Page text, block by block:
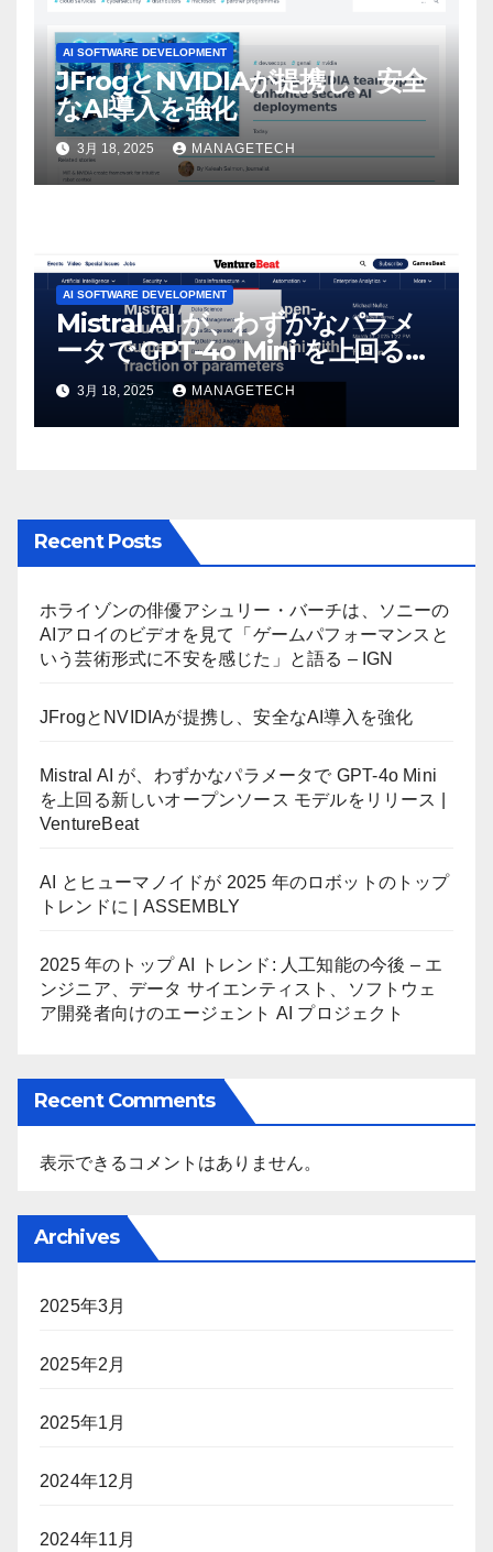
AI SOFTWARE DEVELOPMENT
JFrogとNVIDIAが提携し、安全
なAI導入を強化
3月 18, 2025 MANAGETECH
AI SOFTWARE DEVELOPMENT
Mistral AI が、わずかなパラメ
ータで GPT-4o Mini を上回る新
しいオープンソース モデルをリ
リース | VentureBeat
3月 18, 2025 MANAGETECH
Recent Posts
ホライゾンの俳優アシュリー・バーチは、ソニーの
AIアロイのビデオを見て「ゲームパフォーマンスと
いう芸術形式に不安を感じた」と語る – IGN
JFrogとNVIDIAが提携し、安全なAI導入を強化
Mistral AI が、わずかなパラメータで GPT-4o Mini
を上回る新しいオープンソース モデルをリリース |
VentureBeat
AI とヒューマノイドが 2025 年のロボットのトップ
トレンドに | ASSEMBLY
2025 年のトップ AI トレンド: 人工知能の今後 – エ
ンジニア、データ サイエンティスト、ソフトウェ
ア開発者向けのエージェント AI プロジェクト
Recent Comments
表示できるコメントはありません。
Archives
2025年3月
2025年2月
2025年1月
2024年12月
2024年11月